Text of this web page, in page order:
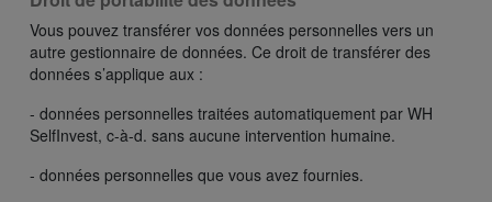
Vous pouvez transférer vos données personnelles vers un
autre gestionnaire de données. Ce droit de transférer des
données s’applique aux :
- données personnelles traitées automatiquement par WH
SelfInvest, c-à-d. sans aucune intervention humaine.
- données personnelles que vous avez fournies.